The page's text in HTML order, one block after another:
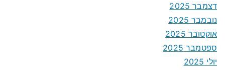
דצמבר 2025
נובמבר 2025
אוקטובר 2025
ספטמבר 2025
יולי 2025